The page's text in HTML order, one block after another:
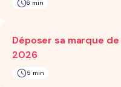
6 min
Déposer sa marque
2026
5 min